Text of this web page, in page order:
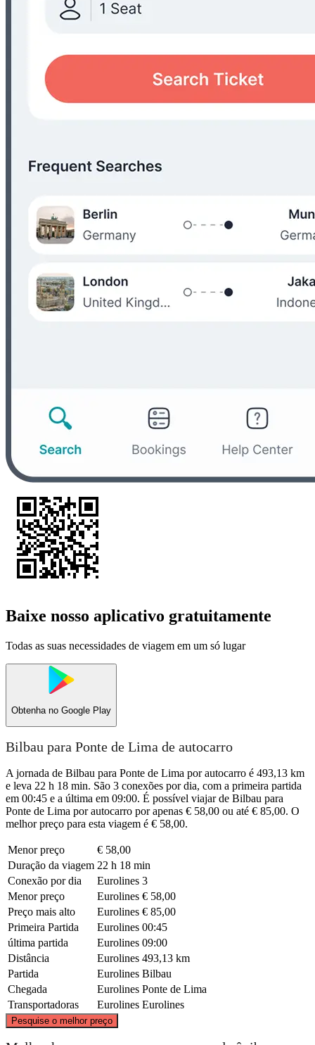
Baixe nosso aplicativo gratuitamente
Todas as suas necessidades de viagem em um só lugar
Obtenha no Google Play
Bilbau para Ponte de Lima de autocarro
A jornada de Bilbau para Ponte de Lima por autocarro é 493,13 km
e leva 22 h 18 min. São 3 conexões por dia, com a primeira partida
em 00:45 e a última em 09:00. É possível viajar de Bilbau para
Ponte de Lima por autocarro por apenas € 58,00 ou até € 85,00. O
melhor preço para esta viagem é € 58,00.
Menor preço
€ 58,00
Duração da viagem 22 h 18 min
Conexão por dia
Eurolines 3
Menor preço
Eurolines € 58,00
Preço mais alto
Eurolines € 85,00
Primeira Partida
Eurolines 00:45
última partida
Eurolines 09:00
Distância
Eurolines 493,13 km
Partida
Eurolines Bilbau
Chegada
Eurolines Ponte de Lima
Transportadoras
Eurolines Eurolines
Pesquise o melhor preço
©CARTO